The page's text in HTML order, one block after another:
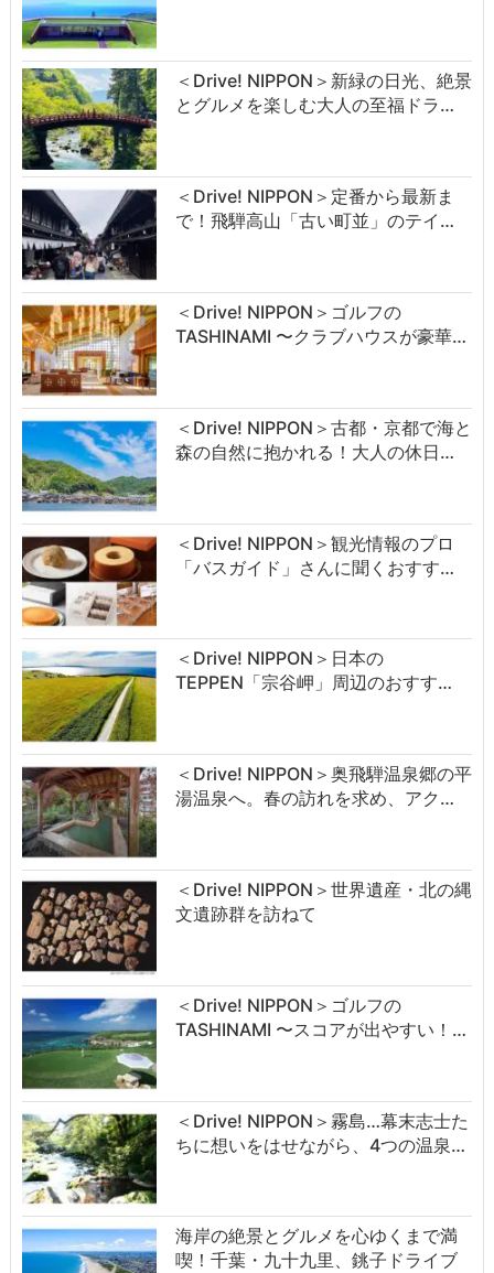
＜Drive! NIPPON＞新緑の日光、絶景
とグルメを楽しむ大人の至福ドラ…
＜Drive! NIPPON＞定番から最新ま
で！飛騨高山「古い町並」のテイ…
＜Drive! NIPPON＞ゴルフの
TASHINAMI 〜クラブハウスが豪華…
＜Drive! NIPPON＞古都・京都で海と
森の自然に抱かれる！大人の休日…
＜Drive! NIPPON＞観光情報のプロ
「バスガイド」さんに聞くおすす…
＜Drive! NIPPON＞日本の
TEPPEN「宗谷岬」周辺のおすす…
＜Drive! NIPPON＞奥飛騨温泉郷の平
湯温泉へ。春の訪れを求め、アク…
＜Drive! NIPPON＞世界遺産・北の縄
文遺跡群を訪ねて
＜Drive! NIPPON＞ゴルフの
TASHINAMI 〜スコアが出やすい！…
＜Drive! NIPPON＞霧島…幕末志士た
ちに想いをはせながら、4つの温泉…
海岸の絶景とグルメを心ゆくまで満
喫！千葉・九十九里、銚子ドライブ